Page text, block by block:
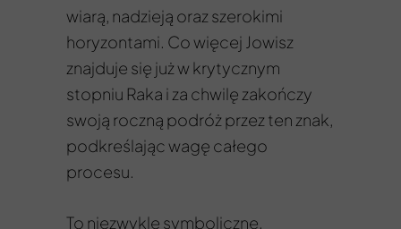
wiarą, nadzieją oraz szerokimi
horyzontami. Co więcej Jowisz
znajduje się już w krytycznym
stopniu Raka i za chwilę zakończy
swoją roczną podróż przez ten znak,
podkreślając wagę całego
procesu.
To niezwykle symboliczne,